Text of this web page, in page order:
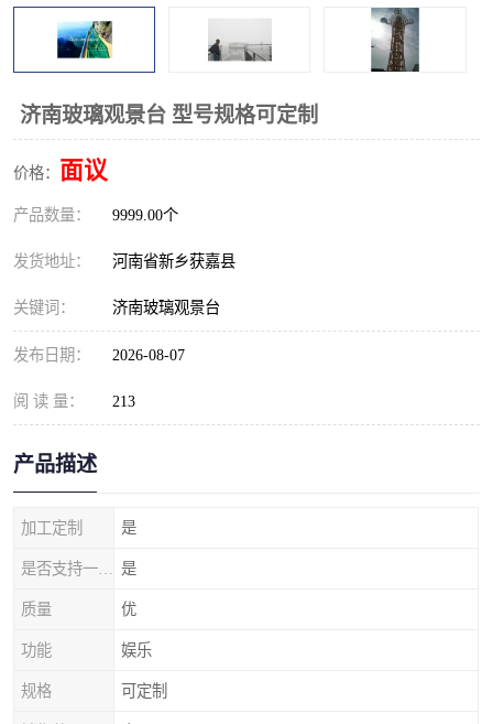
济南玻璃观景台 型号规格可定制
价格： 面议
产品数量： 9999.00个
发货地址： 河南省新乡获嘉县
关键词： 济南玻璃观景台
发布日期： 2026-08-07
阅 读 量： 213
产品描述
加工定制 是
是
质量 优
功能 娱乐
规格 可定制
音乐呐喊设备 栈道
玻璃栈道